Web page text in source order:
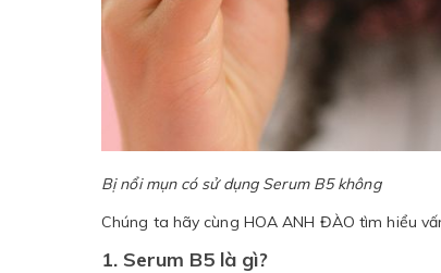
Bị nổi mụn có sử dụng Serum B5 không
Chúng ta hãy cùng HOA ANH ĐÀO tìm hiểu
1. Serum B5 là gì?